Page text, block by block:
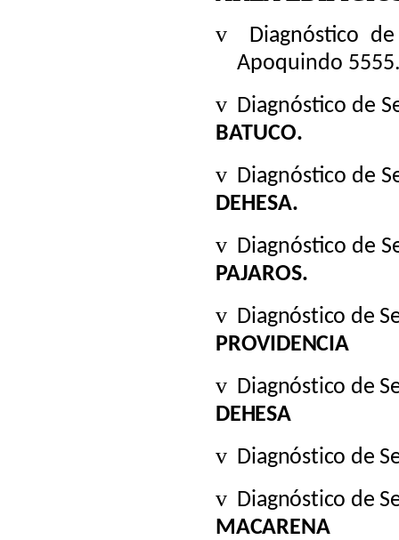
v
Diagnóstico
Apoquindo
v Diagnóstico de
BATUCO.
v Diagnóstico de
DEHESA.
v Diagnóstico de
PAJAROS.
v Diagnóstico de
PROVIDENCIA
v Diagnóstico de
DEHESA
v Diagnóstico de
v Diagnóstico de
MACARENA